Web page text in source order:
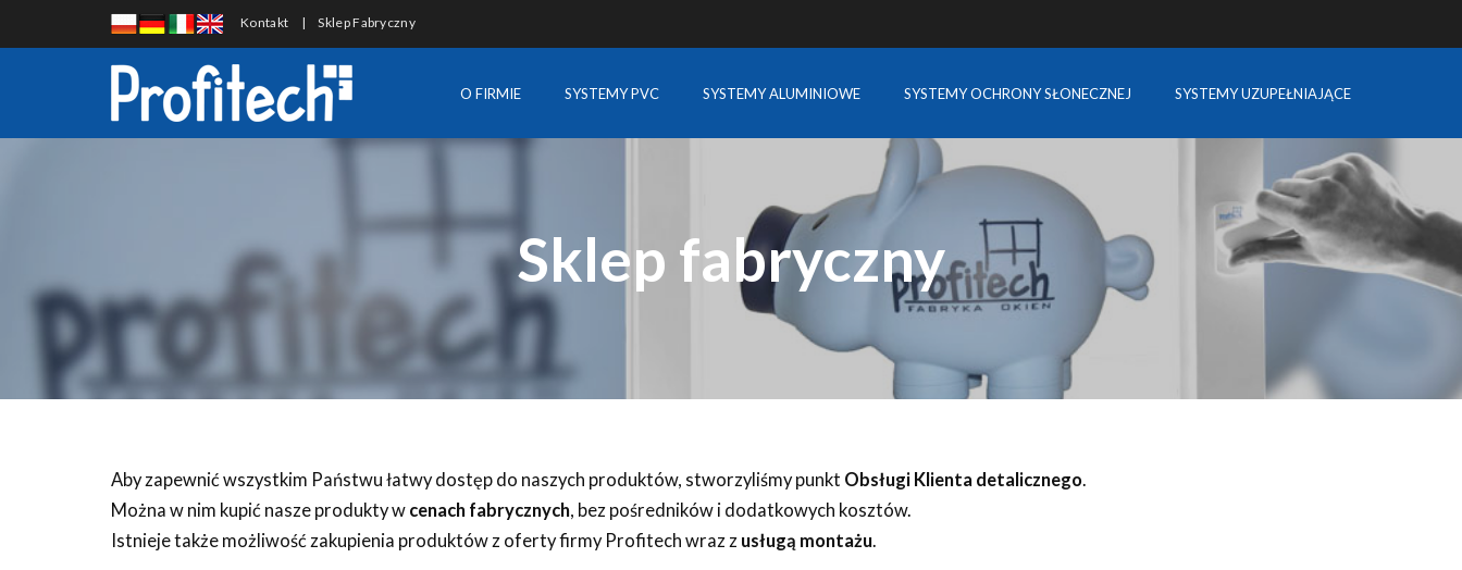
Kontakt |Sklep Fabryczny
O FIRMIE SYSTEMY PVC SYSTEMY ALUMINIOWE SYSTEMY OCHRONY SŁONECZNEJ SYSTEMY UZUPEŁNIAJĄCE
Sklep fabryczny
Aby zapewnić wszystkim Państwu łatwy dostęp do naszych produktów, stworzyliśmy punkt Obsługi Klienta detalicznego.
Można w nim kupić nasze produkty w cenach fabrycznych, bez pośredników i dodatkowych kosztów.
Istnieje także możliwość zakupienia produktów z oferty firmy Profitech wraz z usługą montażu.